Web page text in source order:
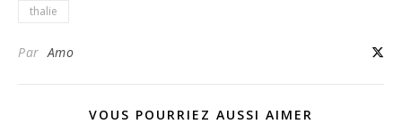
thalie
ParAmo
VOUS POURRIEZ AUSSI AIMER